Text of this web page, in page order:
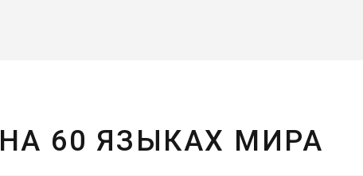
НА 60 ЯЗЫКАХ МИРА